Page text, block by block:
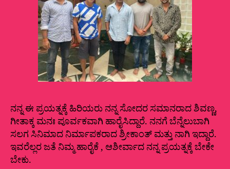
ನನ್ನ ಈ ಪ್ರಯತ್ನಕ್ಕೆ ಹಿರಿಯರು ನನ್ನ ಸೋದರ ಸಮಾನರಾದ ಶಿವಣ್ಣ,
ಗೀತಾಕ್ಕ ಮನಃ ಪೂರ್ವಕವಾಗಿ ಹಾರೈಸಿದ್ದಾರೆ. ನನಗೆ ಬೆನ್ನೆಲುಬಾಗಿ
ಸಲಗ ಸಿನಿಮಾದ ನಿರ್ಮಾಪಕರಾದ ಶ್ರೀಕಾಂತ್ ಮತ್ತು ನಾಗಿ ಇದ್ದಾರೆ.
ಇವರೆಲ್ಲರ ಜತೆ ನಿಮ್ಮ ಹಾರೈಕೆ , ಆಶೀರ್ವಾದ ನನ್ನ ಪ್ರಯತ್ನಕ್ಕೆ ಬೇಕೇ
ಬೇಕು.